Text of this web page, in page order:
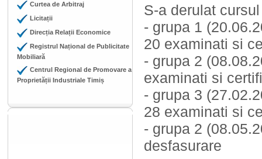
Curtea de Arbitraj
Licitații
Direcția Relații Economice
Registrul Național de Publicitate
Mobiliară
Centrul Regional de Promovare a
Proprietății Industriale Timiș
S-a derulat
- grupa 1
20 examinati si
- grupa 2
examinati si
- grupa 3
28 examinati si
- grupa 2
desfasurare